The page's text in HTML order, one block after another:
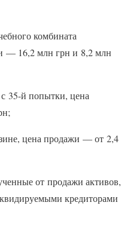
комбината
— 16,2 млн грн и 8,2 млн
35-й попытки, цена
цена продажи — от 2,4
от продажи активов,
кредиторами